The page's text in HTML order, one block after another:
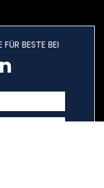
FÜR BESTE BEI